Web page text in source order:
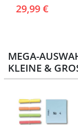
Overall, Orange -
29,99 €
MEGA-
KLEINE &